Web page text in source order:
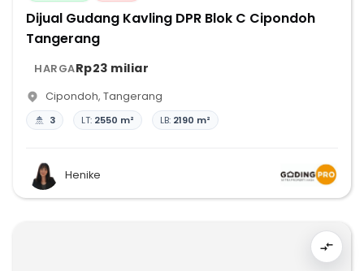
Dijual Gudang Kavling DPR Blok C Cipondoh
Tangerang
HARGARp23 miliar
Cipondoh, Tangerang
3 LT: 2550 m² LB: 2190 m²
Henike